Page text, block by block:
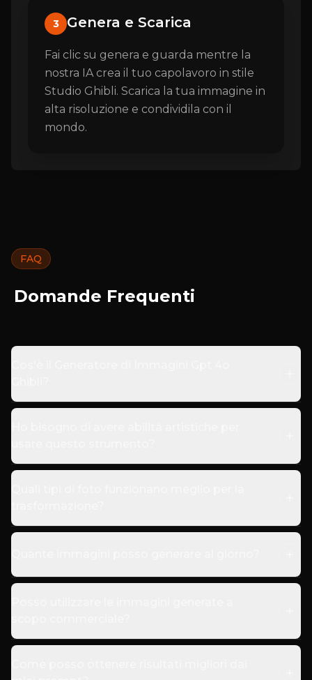
3 Genera e Scarica
Fai clic su genera e guarda mentre la
nostra IA crea il tuo capolavoro in stile
Studio Ghibli. Scarica la tua immagine in
alta risoluzione e condividila con il
mondo.
FAQ
Domande Frequenti